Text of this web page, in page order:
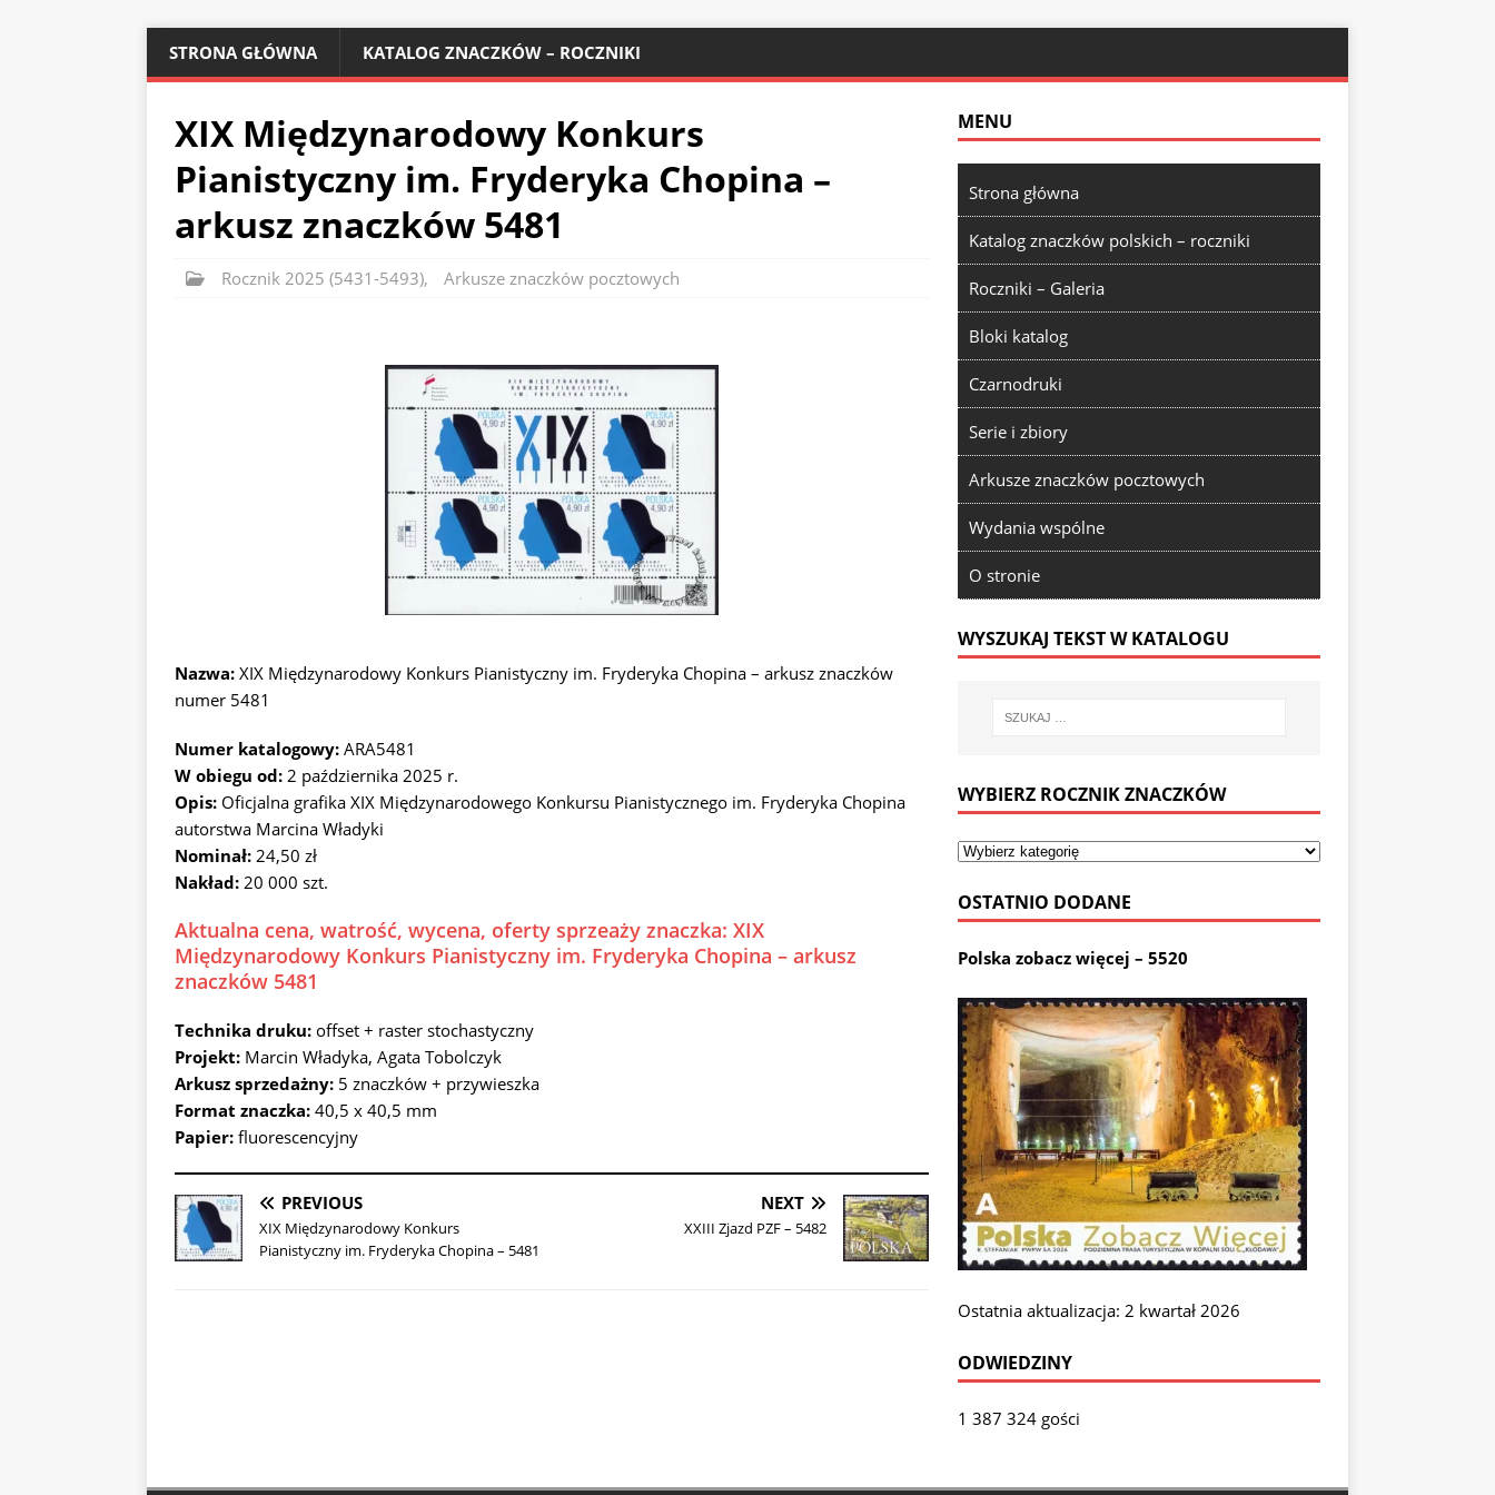
STRONA GŁÓWNA KATALOG ZNACZKÓW – ROCZNIKI
XIX Międzynarodowy Konkurs
Pianistyczny im. Fryderyka Chopina –
arkusz znaczków 5481
Rocznik 2025 (5431-5493), Arkusze znaczków pocztowych
Nazwa: XIX Międzynarodowy Konkurs Pianistyczny im. Fryderyka Chopina – arkusz znaczków
numer 5481
Numer katalogowy: ARA5481
W obiegu od: 2 października 2025 r.
Opis: Oficjalna grafika XIX Międzynarodowego Konkursu Pianistycznego im. Fryderyka Chopina
autorstwa Marcina Władyki
Nominał: 24,50 zł
Nakład: 20 000 szt.
Aktualna cena, watrość, wycena, oferty sprzeaży znaczka: XIX
Międzynarodowy Konkurs Pianistyczny im. Fryderyka Chopina – arkusz
znaczków 5481
Technika druku: offset + raster stochastyczny
Projekt: Marcin Władyka, Agata Tobolczyk
Arkusz sprzedażny: 5 znaczków + przywieszka
Format znaczka: 40,5 x 40,5 mm
Papier: fluorescencyjny
PREVIOUS
XIX Międzynarodowy Konkurs
Pianistyczny im. Fryderyka Chopina – 5481
NEXT
XXIII Zjazd PZF – 5482
MENU
Strona główna
Katalog znaczków polskich – roczniki
Roczniki – Galeria
Bloki katalog
Czarnodruki
Serie i zbiory
Arkusze znaczków pocztowych
Wydania wspólne
O stronie
WYSZUKAJ TEKST W KATALOGU
WYBIERZ ROCZNIK ZNACZKÓW
OSTATNIO DODANE
Polska zobacz więcej – 5520
Ostatnia aktualizacja: 2 kwartał 2026
ODWIEDZINY
1 387 324 gości